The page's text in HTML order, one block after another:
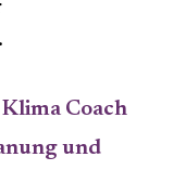
Coach
und